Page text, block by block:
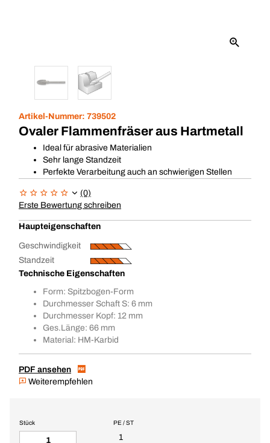
Artikel-Nummer: 739502
Ovaler Flammenfräser aus Hartmetall
Ideal für abrasive Materialien
Sehr lange Standzeit
Perfekte Verarbeitung auch an schwierigen Stellen
(0)
Erste Bewertung schreiben
Haupteigenschaften
Geschwindigkeit
Standzeit
Technische Eigenschaften
Form: Spitzbogen-Form
Durchmesser Schaft S: 6 mm
Durchmesser Kopf: 12 mm
Ges.Länge: 66 mm
Material: HM-Karbid
PDF ansehen
Weiterempfehlen
PE / ST
1
Stück